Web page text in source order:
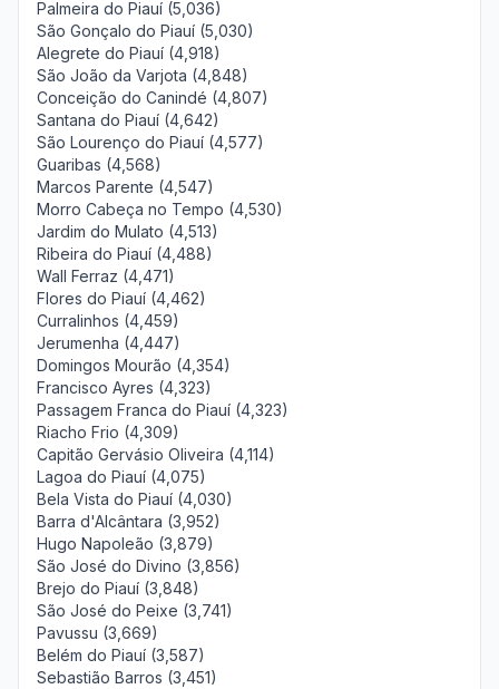
Palmeira do Piauí (5,036)
São Gonçalo do Piauí (5,030)
Alegrete do Piauí (4,918)
São João da Varjota (4,848)
Conceição do Canindé (4,807)
Santana do Piauí (4,642)
São Lourenço do Piauí (4,577)
Guaribas (4,568)
Marcos Parente (4,547)
Morro Cabeça no Tempo (4,530)
Jardim do Mulato (4,513)
Ribeira do Piauí (4,488)
Wall Ferraz (4,471)
Flores do Piauí (4,462)
Curralinhos (4,459)
Jerumenha (4,447)
Domingos Mourão (4,354)
Francisco Ayres (4,323)
Passagem Franca do Piauí (4,323)
Riacho Frio (4,309)
Capitão Gervásio Oliveira (4,114)
Lagoa do Piauí (4,075)
Bela Vista do Piauí (4,030)
Barra d'Alcântara (3,952)
Hugo Napoleão (3,879)
São José do Divino (3,856)
Brejo do Piauí (3,848)
São José do Peixe (3,741)
Pavussu (3,669)
Belém do Piauí (3,587)
Sebastião Barros (3,451)